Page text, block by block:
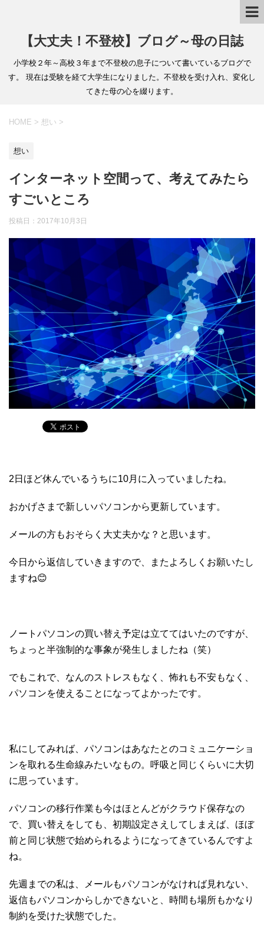
【大丈夫！不登校】ブログ～母の日誌
小学校２年～高校３年まで不登校の息子について書いているブログで
す。 現在は受験を経て大学生になりました。不登校を受け入れ、変化し
てきた母の心を綴ります。
HOME > 想い >
想い
インターネット空間って、考えてみたら
すごいところ
投稿日：2017年10月3日
2日ほど休んでいるうちに10月に入っていましたね。
おかげさまで新しいパソコンから更新しています。
メールの方もおそらく大丈夫かな？と思います。
今日から返信していきますので、またよろしくお願いたし
ますね😊
ノートパソコンの買い替え予定は立ててはいたのですが、
ちょっと半強制的な事象が発生しましたね（笑）
でもこれで、なんのストレスもなく、怖れも不安もなく、
パソコンを使えることになってよかったです。
私にしてみれば、パソコンはあなたとのコミュニケーショ
ンを取れる生命線みたいなもの。呼吸と同じくらいに大切
に思っています。
パソコンの移行作業も今はほとんどがクラウド保存なの
で、買い替えをしても、初期設定さえしてしまえば、ほぼ
前と同じ状態で始められるようになってきているんですよ
ね。
先週までの私は、メールもパソコンがなければ見れない、
返信もパソコンからしかできないと、時間も場所もかなり
制約を受けた状態でした。